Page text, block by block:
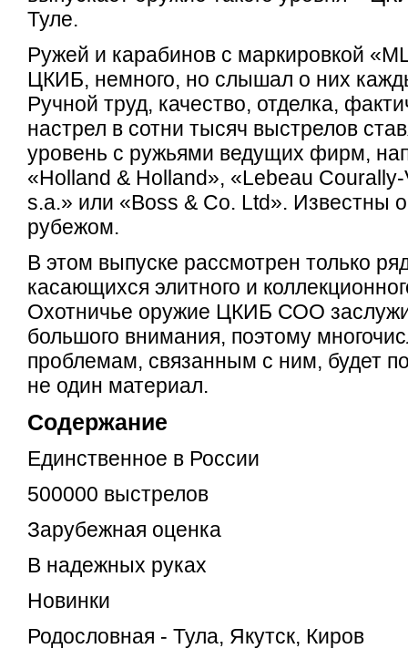
Туле.
Ружей и карабинов с маркировкой
ЦКИБ, немного, но слышал о них
Ручной труд, качество, отделка,
настрел в сотни тысяч выстрелов
уровень с ружьями ведущих фирм,
«Holland & Holland», «Lebeau
s.a.» или «Boss & Co. Ltd». Известны
рубежом.
В этом выпуске рассмотрен только
касающихся элитного и
Охотничье оружие ЦКИБ СОО
большого внимания, поэтому
проблемам, связанным с ним, будет
не один материал.
Содержание
Единственное в России
500000 выстрелов
Зарубежная оценка
В надежных руках
Новинки
Родословная - Тула, Якутск, Киров